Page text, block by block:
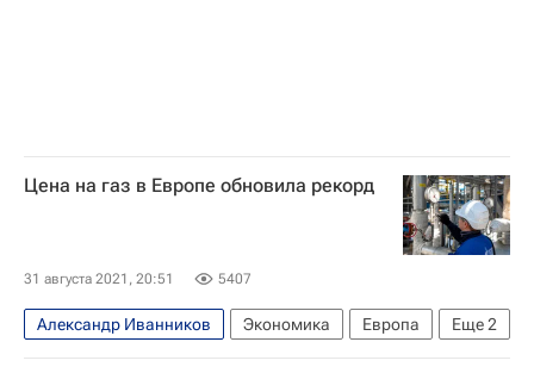
Цена на газ в Европе обновила рекорд
31 августа 2021, 20:51 5407
Еще2
Александр Иванников Экономика
Европа
Газпром
Цены на нефть